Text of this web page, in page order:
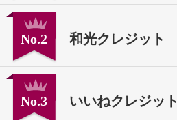
No.2 和光クレジット
No.3 いいねクレジット